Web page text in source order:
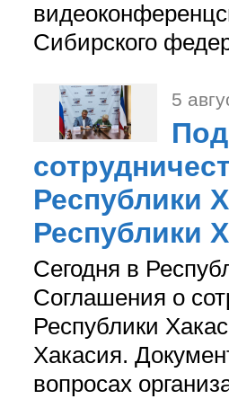
Сибирского
5
Республики
Республики
Сегодня в
Соглашения о
Республики
Хакасия.
вопросах